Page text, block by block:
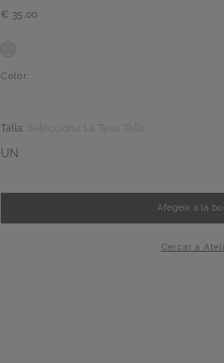
€ 35,00
Color:
Talla: Selecciona La Teva Talla
UN
- +
Afegeix a la
Cercar a